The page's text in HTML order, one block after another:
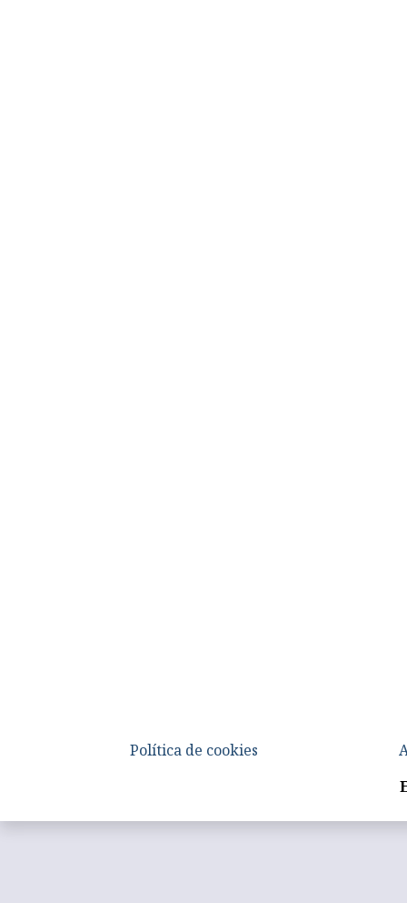
Política de cookies